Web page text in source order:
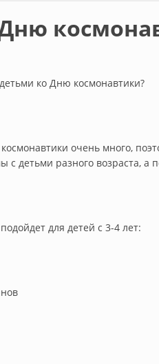
ко Дню космонавтики?
очень много,
с детьми разного возраста, а
для детей с 3-4 лет: